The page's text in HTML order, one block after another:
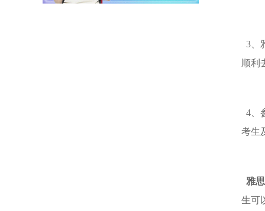
3、
顺利
4、
考生
雅
生可